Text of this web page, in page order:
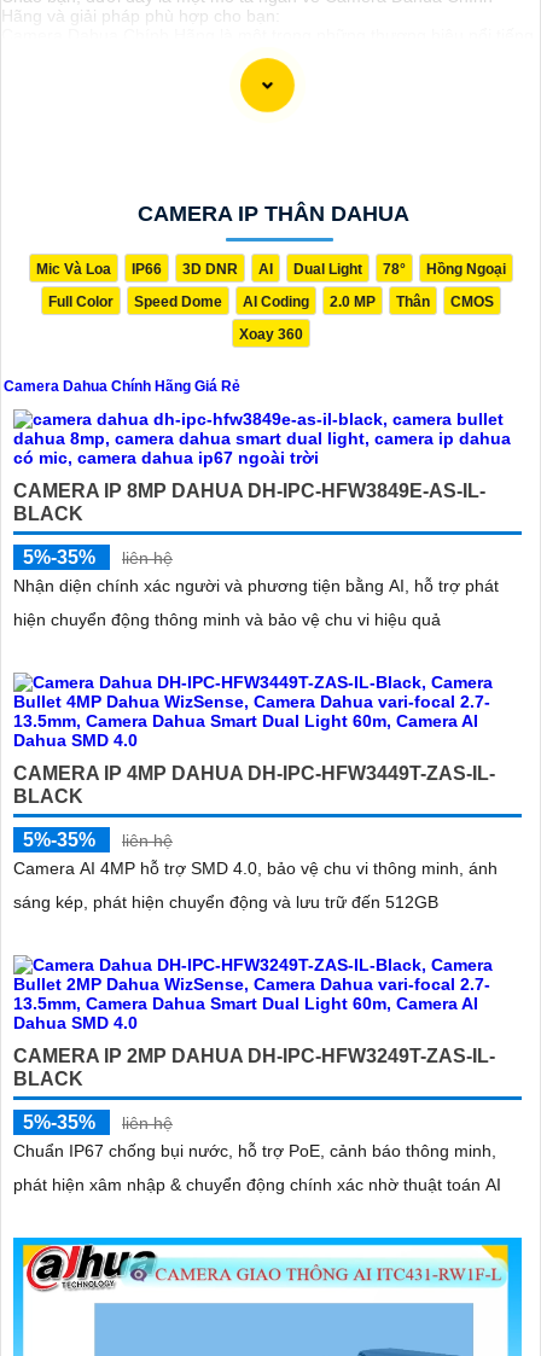
Hãng và giải pháp phù hợp cho bạn:
và đáng tin cậy trong lĩnh vực camera an ninh. Được sản xuất với
công nghệ hiện đại, Camera Dahua cung cấp hình ảnh chất lượng
cao, độ phân giải sắc nét và tính năng thông minh như nhận dạng
khuôn mặt, lọc báo động giả và nhiều tính năng khác.
Để lựa chọn giải pháp phù hợp, quan trọng bạn cần xác định mục
tính năng cần có như ghi âm, xoay, zoom, cảnh báo... Với những yếu
tố này, bạn có thể tham khảo ý kiến của chuyên gia hoặc tư vấn viên
để chọn lựa được giải pháp tốt nhất cho nhu cầu của bạn.
Chúc bạn thành công trong việc tìm hiểu và lựa chọn Camera Dahua
Chính Hãng giá rẻ và giải pháp phù hợp cho mình. Nếu cần thêm
thông tin hoặc hỗ trợ, hãy để lại câu hỏi để mình giúp bạn nhé!
CAMERA IP THÂN DAHUA
Mic Và Loa IP66 3D DNR AI Dual Light 78°
Hồng Ngoại
Full Color
Speed Dome AI Coding 2.0 MP Thân
CMOS
Xoay 360
Camera Dahua Chính Hãng Giá Rẻ
CAMERA IP 8MP DAHUA DH-IPC-HFW3849E-AS-IL-
BLACK
5%-35%
liên hệ
Nhận diện chính xác người và phương tiện bằng AI, hỗ trợ phát
hiện chuyển động thông minh và bảo vệ chu vi hiệu quả
CAMERA IP 4MP DAHUA DH-IPC-HFW3449T-ZAS-IL-
BLACK
5%-35%
liên hệ
Camera AI 4MP hỗ trợ SMD 4.0, bảo vệ chu vi thông minh, ánh
sáng kép, phát hiện chuyển động và lưu trữ đến 512GB
CAMERA IP 2MP DAHUA DH-IPC-HFW3249T-ZAS-IL-
BLACK
5%-35%
liên hệ
Chuẩn IP67 chống bụi nước, hỗ trợ PoE, cảnh báo thông minh,
phát hiện xâm nhập & chuyển động chính xác nhờ thuật toán AI